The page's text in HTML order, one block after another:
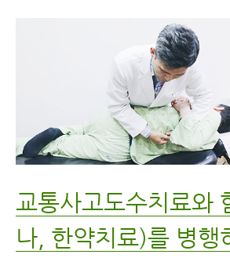
교통사고도수치료와
나, 한약치료)를 병행